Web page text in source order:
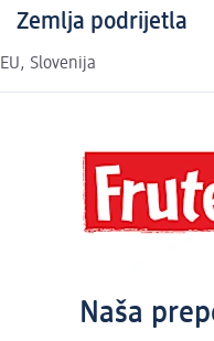
Zemlja podrijetla
EU, Slovenija
Naša